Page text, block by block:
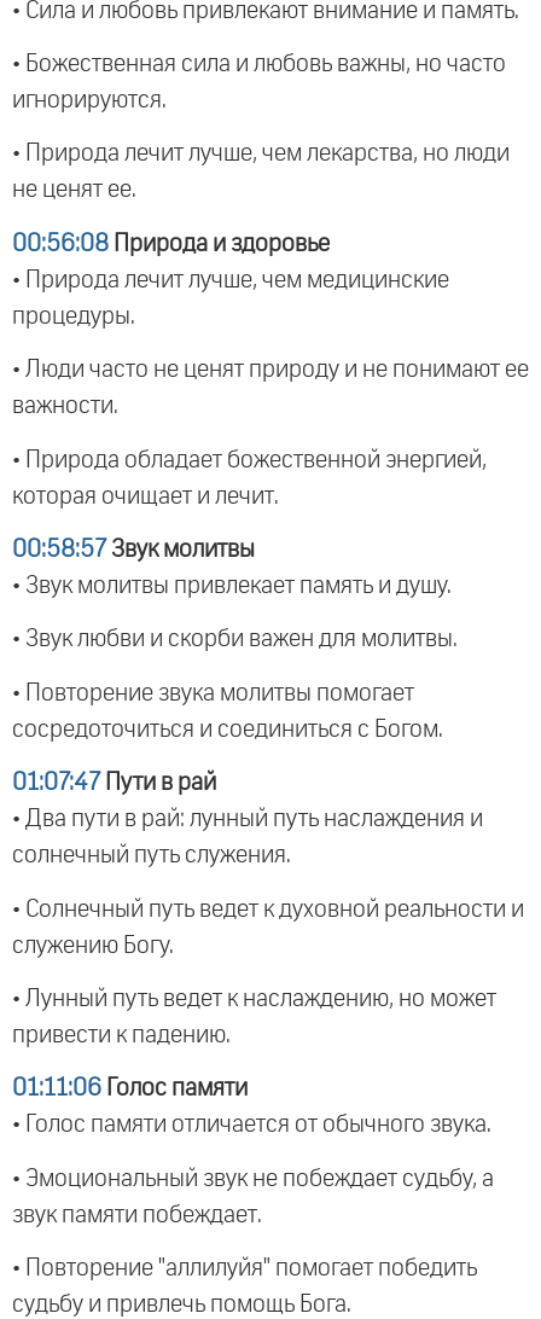
• Сила и любовь привлекают внимание и память.
• Божественная сила и любовь важны, но часто
игнорируются.
• Природа лечит лучше, чем лекарства, но люди
не ценят ее.
00:56:08 Природа и здоровье
• Природа лечит лучше, чем медицинские
процедуры.
• Люди часто не ценят природу и не понимают ее
важности.
• Природа обладает божественной энергией,
которая очищает и лечит.
00:58:57 Звук молитвы
• Звук молитвы привлекает память и душу.
• Звук любви и скорби важен для молитвы.
• Повторение звука молитвы помогает
сосредоточиться и соединиться с Богом.
01:07:47 Пути в рай
• Два пути в рай: лунный путь наслаждения и
солнечный путь служения.
• Солнечный путь ведет к духовной реальности и
служению Богу.
• Лунный путь ведет к наслаждению, но может
привести к падению.
01:11:06 Голос памяти
• Голос памяти отличается от обычного звука.
• Эмоциональный звук не побеждает судьбу, а
звук памяти побеждает.
• Повторение "аллилуйя" помогает победить
судьбу и привлечь помощь Бога.